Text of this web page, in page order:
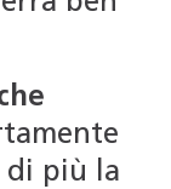
di più la